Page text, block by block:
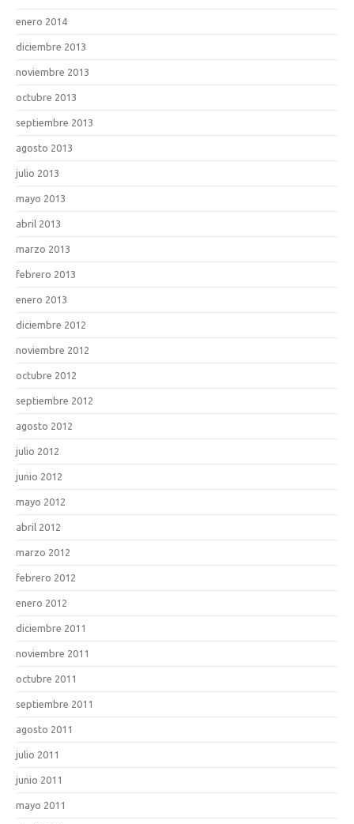
enero 2014
diciembre 2013
noviembre 2013
octubre 2013
septiembre 2013
agosto 2013
julio 2013
mayo 2013
abril 2013
marzo 2013
febrero 2013
enero 2013
diciembre 2012
noviembre 2012
octubre 2012
septiembre 2012
agosto 2012
julio 2012
junio 2012
mayo 2012
abril 2012
marzo 2012
febrero 2012
enero 2012
diciembre 2011
noviembre 2011
octubre 2011
septiembre 2011
agosto 2011
julio 2011
junio 2011
mayo 2011